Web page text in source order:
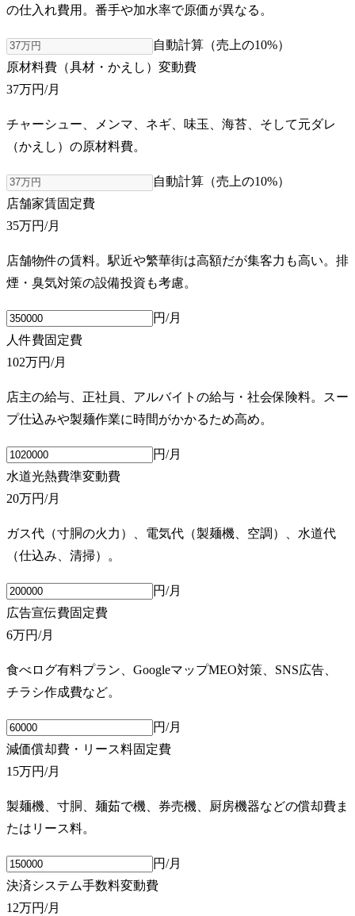
の仕入れ費用。番手や加水率で原価が異なる。
自動計算（売上の10%）
原材料費（具材・かえし） 変動費
37万円/月
チャーシュー、メンマ、ネギ、味玉、海苔、そして元ダレ
（かえし）の原材料費。
自動計算（売上の10%）
店舗家賃固定費
35万円/月
店舗物件の賃料。駅近や繁華街は高額だが集客力も高い。排
煙・臭気対策の設備投資も考慮。
円/月
人件費固定費
102万円/月
店主の給与、正社員、アルバイトの給与・社会保険料。スー
プ仕込みや製麺作業に時間がかかるため高め。
円/月
水道光熱費準変動費
20万円/月
ガス代（寸胴の火力）、電気代（製麺機、空調）、水道代
（仕込み、清掃）。
円/月
広告宣伝費固定費
6万円/月
食べログ有料プラン、GoogleマップMEO対策、SNS広告、
チラシ作成費など。
円/月
減価償却費・リース料固定費
15万円/月
製麺機、寸胴、麺茹で機、券売機、厨房機器などの償却費ま
たはリース料。
円/月
決済システム手数料変動費
12万円/月